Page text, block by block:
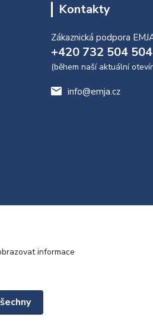
Kontakty
Zákaznická podpora
+420 732 504 504
(během naší aktuální
info@emja.cz
informace